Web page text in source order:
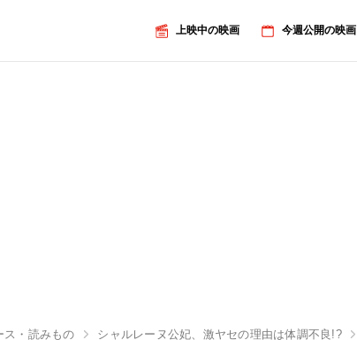
上映中の映画 今週公開の映画
ス・読みもの シャルレーヌ公妃、激ヤセの理由は体調不良!?